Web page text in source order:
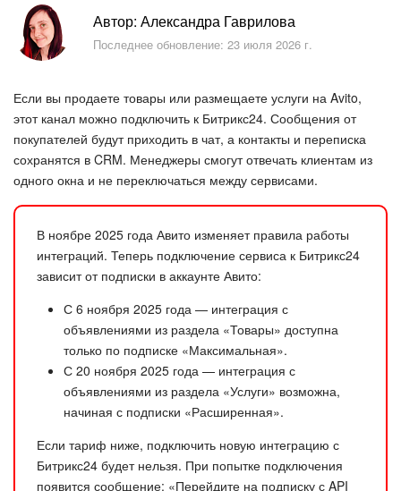
Тарифы и оплата
С чего начать
AI в Битрикс24
Вайбкод
Лента Новостей
Задачи
Проекты AI
Мессенджер
Календарь
Диск
Автор: Александра Гаврилова
Последнее обновление: 23 июля 2026 г.
Если вы продаете товары или размещаете услуги на Avito,
этот канал можно подключить к Битрикс24. Сообщения от
покупателей будут приходить в чат, а контакты и переписка
сохранятся в CRM. Менеджеры смогут отвечать клиентам из
одного окна и не переключаться между сервисами.
В ноябре 2025 года Авито изменяет правила работы
интеграций. Теперь подключение сервиса к Битрикс24
зависит от подписки в аккаунте Авито:
С 6 ноября 2025 года — интеграция с
объявлениями из раздела «Товары» доступна
только по подписке «Максимальная».
С 20 ноября 2025 года — интеграция с
объявлениями из раздела «Услуги» возможна,
начиная с подписки «Расширенная».
Если тариф ниже, подключить новую интеграцию с
Битрикс24 будет нельзя. При попытке подключения
появится сообщение: «Перейдите на подписку с API